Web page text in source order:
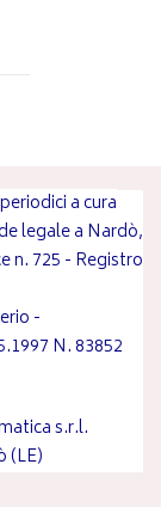
a cura
legale a Nardò,
n. 725 - Registro
-
N. 83852
s.r.l.
(LE)